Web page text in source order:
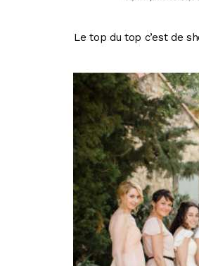
Le top du top c’est de